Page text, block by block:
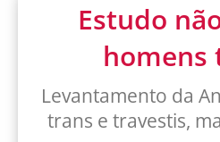
Estudo
homens
Levantamento da
trans e travestis,